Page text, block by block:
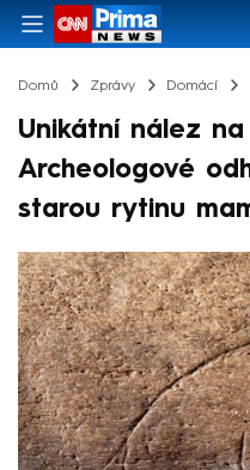
Domů Zprávy Domácí
Unikátní nález na
Archeologové
starou rytinu